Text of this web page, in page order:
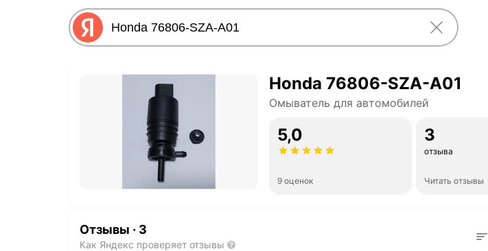
Honda 76806-SZA-A01
Омыватель для автомобилей
5,0
9 оценок
3
отзыва
Читать отзывы
Отзывы · 3
Как Яндекс проверяет отзывы